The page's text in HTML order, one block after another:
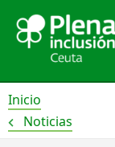
contenido
Inicio
Noticias